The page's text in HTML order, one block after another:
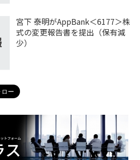
宮下 泰明がAppBank＜6177＞株
式の変更報告書を提出（保有減
少）